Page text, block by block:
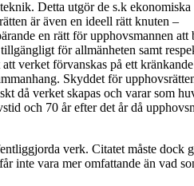
Detta utgör de s.k ekonomiska
är även en ideell rätt knuten –
en rätt för upphovsmannen att
för allmänheten samt
verket förvanskas på ett
Skyddet för
då verket skapas och varar som
och 70 år efter det år då
verk. Citatet måste dock
inte vara mer omfattande än vad